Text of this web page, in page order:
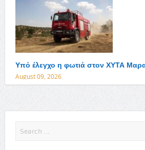
Υπό έλεγχο η φωτιά στον ΧΥΤΑ
August 09, 2026